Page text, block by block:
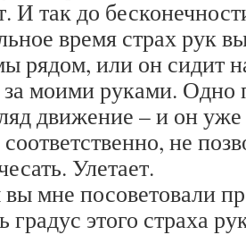
И так до
время страх рук
рядом, или он сидит
за моими руками. Одно
движение – и он уже
не
Улетает.
мне посоветовали
градус этого страха